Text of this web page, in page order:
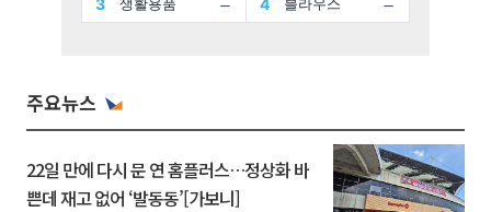
주요뉴스
22일 만에 다시 문 연 홈플러스…정상화 바
쁜데 재고 없어 ‘발동동’[가보니]